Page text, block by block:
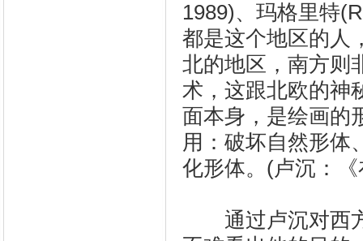
1989)、玛格里特
都是这个地区的人
北的地区，南方则
术，这跟北欧的神
面本身，是绘画的
用：破坏自然形体
化形体。(卢沉：
通过卢沉对西方